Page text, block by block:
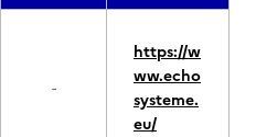
-
https://w
ww.echo
systeme.
eu/